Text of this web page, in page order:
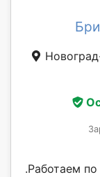
.Работаем